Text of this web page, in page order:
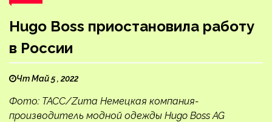
Hugo Boss приостановила работу
в России
Чт Май 5 , 2022
Фото: ТАСС/Zuma Немецкая компания-
производитель модной одежды Hugo Boss AG